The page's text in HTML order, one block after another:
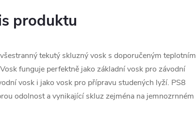
produktu
tekutý skluzný vosk s doporučeným teplotním
funguje perfektně jako základní vosk pro závodní
vosk i jako vosk pro přípravu studených lyží. PS8
odolnost a vynikající skluz zejména na jemnozrnném